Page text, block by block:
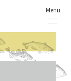
Menu